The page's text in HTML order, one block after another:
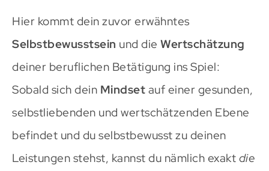
Hier kommt dein zuvor erwähntes
Selbstbewusstsein und die Wertschätzung
deiner beruflichen Betätigung ins Spiel:
Sobald sich dein Mindset auf einer gesunden,
selbstliebenden und wertschätzenden Ebene
befindet und du selbstbewusst zu deinen
Leistungen stehst, kannst du nämlich exakt die